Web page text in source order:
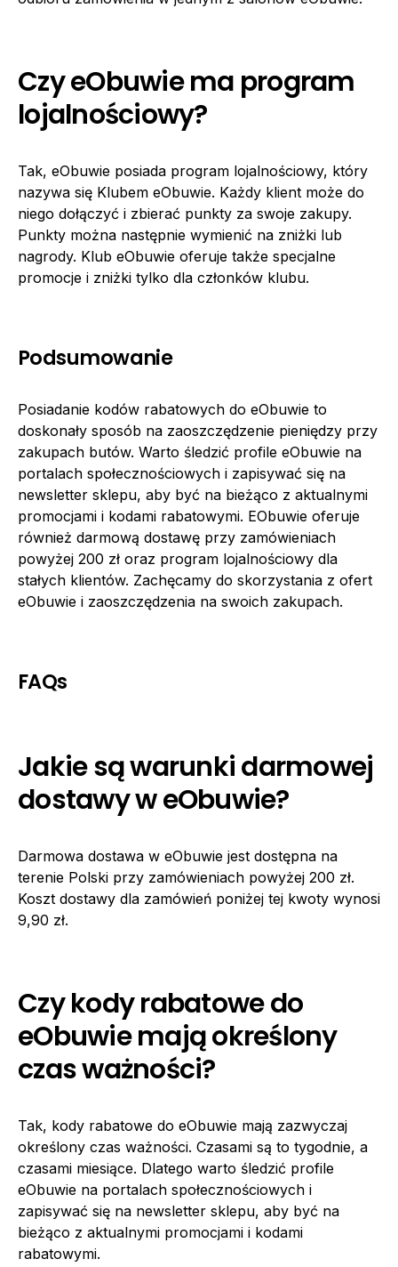
Czy eObuwie ma program
lojalnościowy?
Tak, eObuwie posiada program lojalnościowy, który
nazywa się Klubem eObuwie. Każdy klient może do
niego dołączyć i zbierać punkty za swoje zakupy.
Punkty można następnie wymienić na zniżki lub
nagrody. Klub eObuwie oferuje także specjalne
promocje i zniżki tylko dla członków klubu.
Podsumowanie
Posiadanie kodów rabatowych do eObuwie to
doskonały sposób na zaoszczędzenie pieniędzy przy
zakupach butów. Warto śledzić profile eObuwie na
portalach społecznościowych i zapisywać się na
newsletter sklepu, aby być na bieżąco z aktualnymi
promocjami i kodami rabatowymi. EObuwie oferuje
również darmową dostawę przy zamówieniach
powyżej 200 zł oraz program lojalnościowy dla
stałych klientów. Zachęcamy do skorzystania z ofert
eObuwie i zaoszczędzenia na swoich zakupach.
FAQs
Jakie są warunki darmowej
dostawy w eObuwie?
Darmowa dostawa w eObuwie jest dostępna na
terenie Polski przy zamówieniach powyżej 200 zł.
Koszt dostawy dla zamówień poniżej tej kwoty wynosi
9,90 zł.
Czy kody rabatowe do
eObuwie mają określony
czas ważności?
Tak, kody rabatowe do eObuwie mają zazwyczaj
określony czas ważności. Czasami są to tygodnie, a
czasami miesiące. Dlatego warto śledzić profile
eObuwie na portalach społecznościowych i
zapisywać się na newsletter sklepu, aby być na
bieżąco z aktualnymi promocjami i kodami
rabatowymi.